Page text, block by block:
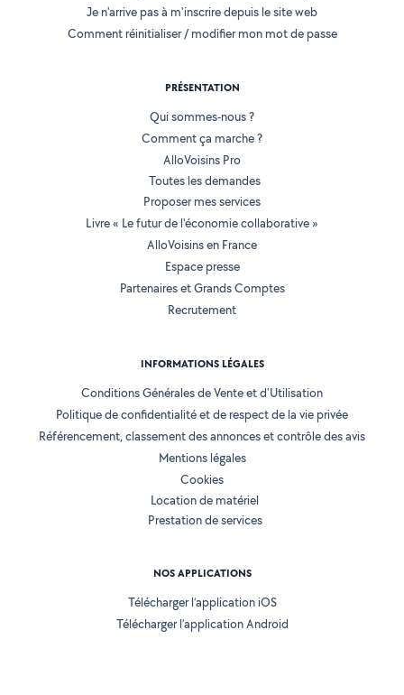
Je n'arrive pas à m'inscrire depuis le site web
Comment réinitialiser / modifier mon mot de passe
PRÉSENTATION
Qui sommes-nous ?
Comment ça marche ?
AlloVoisins Pro
Toutes les demandes
Proposer mes services
Livre « Le futur de l'économie collaborative »
AlloVoisins en France
Espace presse
Partenaires et Grands Comptes
Recrutement
INFORMATIONS LÉGALES
Conditions Générales de Vente et d'Utilisation
Politique de confidentialité et de respect de la vie privée
Référencement, classement des annonces et contrôle des avis
Mentions légales
Cookies
Location de matériel
Prestation de services
NOS APPLICATIONS
Télécharger l’application iOS
Télécharger l’application Android